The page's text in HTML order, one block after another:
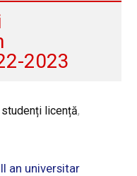
2023
studenți licență,
an universitar